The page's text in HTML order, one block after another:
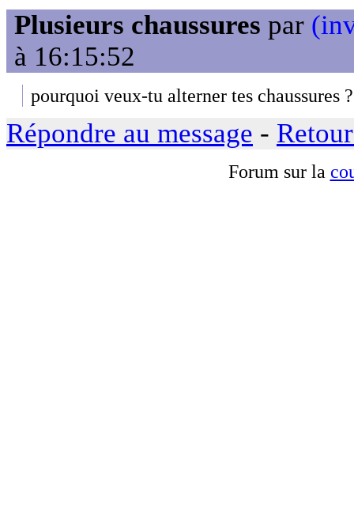
Plusieurs chaussures par
à 16:15:52
pourquoi veux-tu alterner tes chaussures ?
Répondre au message -
Forum sur la